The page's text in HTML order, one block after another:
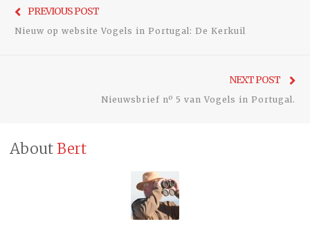
navigatie
PREVIOUS POST
Nieuw op website Vogels in Portugal: De Kerkuil
NEXT POST
Nieuwsbrief nº 5 van Vogels in Portugal.
About Bert